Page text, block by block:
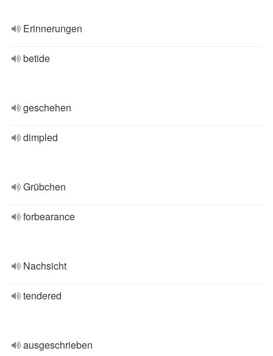
Erinnerungen
betide
geschehen
dimpled
Grübchen
forbearance
Nachsicht
tendered
ausgeschrieben